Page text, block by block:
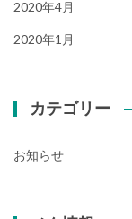
2020年4月
2020年1月
カテゴリー
お知らせ